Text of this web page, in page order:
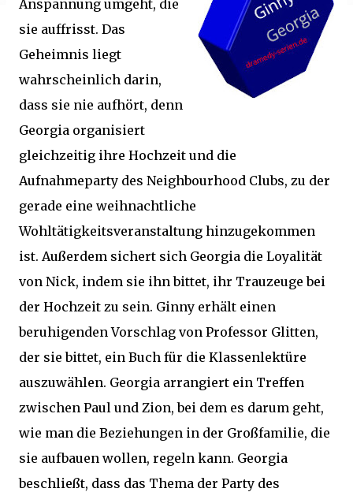
Anspannung umgeht, die
sie auffrisst. Das
Geheimnis liegt
wahrscheinlich darin,
dass sie nie aufhört, denn
Georgia organisiert
gleichzeitig ihre Hochzeit und die
Aufnahmeparty des Neighbourhood Clubs, zu der
gerade eine weihnachtliche
Wohltätigkeitsveranstaltung hinzugekommen
ist. Außerdem sichert sich Georgia die Loyalität
von Nick, indem sie ihn bittet, ihr Trauzeuge bei
der Hochzeit zu sein. Ginny erhält einen
beruhigenden Vorschlag von Professor Glitten,
der sie bittet, ein Buch für die Klassenlektüre
auszuwählen. Georgia arrangiert ein Treffen
zwischen Paul und Zion, bei dem es darum geht,
wie man die Beziehungen in der Großfamilie, die
sie aufbauen wollen, regeln kann. Georgia
beschließt, dass das Thema der Party des